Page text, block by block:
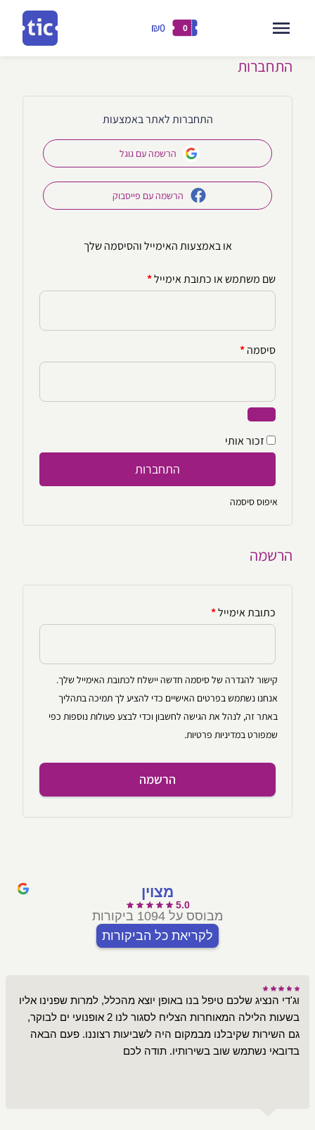
0
₪0
התחברות
התחברות לאתר באמצעות
הרשמה עם גוגל
הרשמה עם פייסבוק
או באמצעות האימייל והסיסמה שלך
שם משתמש או כתובת אימייל*חובה
סיסמה*חובה
זכור אותי
התחברות
איפוס סיסמה
הרשמה
כתובת אימייל*חובה
קישור להגדרה של סיסמה חדשה יישלח לכתובת האימייל שלך.
אנחנו נשתמש בפרטים האישיים כדי להציע לך תמיכה בתהליך
באתר זה, לנהל את הגישה לחשבון וכדי לבצע פעולות נוספות כפי
שמפורט במדיניות פרטיות.
הרשמה
מצוין
5.0
מבוסס על 1094 ביקורות
לקריאת כל הביקורות
וג'די הנציג שלכם טיפל בנו באופן יוצא מהכלל, למרות שפנינו אליו
בשעות הלילה המאוחרות הצליח לסגור לנו 2 אופנועי ים לבוקר,
גם השירות שקיבלנו מבמקום היה לשביעות רצוננו. פעם הבאה
בדובאי נשתמש שוב בשירותיו. תודה לכם